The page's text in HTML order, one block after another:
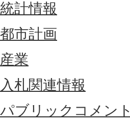
統計情報
都市計画
産業
入札関連情報
パブリックコメント